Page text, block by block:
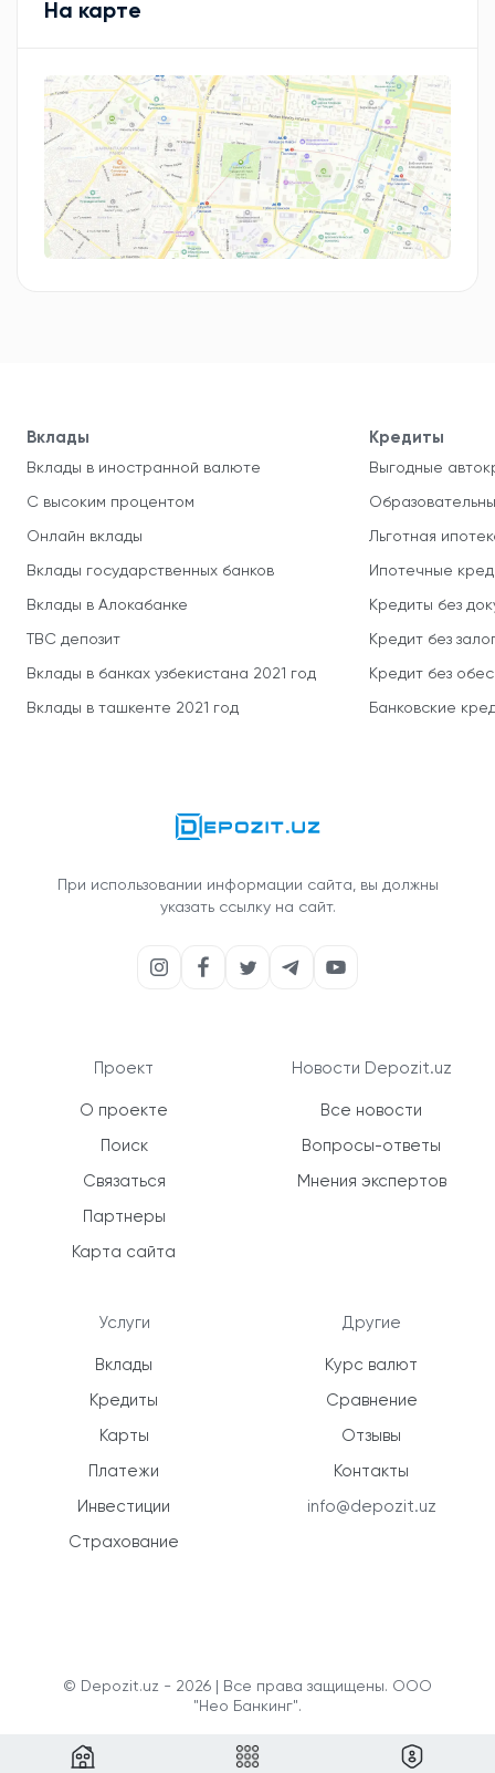
На карте
Вклады
Вклады в иностранной валюте
С высоким процентом
Онлайн вклады
Вклады государственных банков
Вклады в Алокабанке
TBC депозит
Вклады в банках узбекистана 2021 год
Вклады в ташкенте 2021 год
Кредиты
Выгодные
Льготная
Ипотечные
Кредиты без
Кредит без
Кредит без
Банковские
При использовании информации сайта, вы должны
указать ссылку на сайт.
Проект
О проекте
Поиск
Связаться
Партнеры
Карта сайта
Услуги
Вклады
Кредиты
Карты
Платежи
Инвестиции
Страхование
Новости Depozit.uz
Все новости
Вопросы-ответы
Мнения экспертов
Другие
Курс валют
Сравнение
Отзывы
Контакты
info@depozit.uz
© Depozit.uz - 2026 | Все права защищены. ООО
"Нео Банкинг".